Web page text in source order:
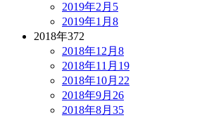
2019年2月 5
2019年1月 8
2018年372
2018年12月 8
2018年11月 19
2018年10月 22
2018年9月 26
2018年8月 35